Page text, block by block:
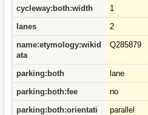
cycleway:both:width
1
lanes
2
name:etymology:wikid
ata
Q285879
parking:both
lane
parking:both:fee
no
parking:both:orientati
parallel